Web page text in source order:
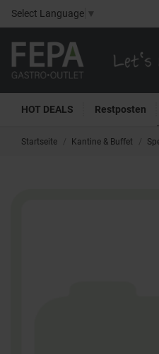
Select Language ▼
HOT DEALS Restposten
Startseite Kantine & Buffet